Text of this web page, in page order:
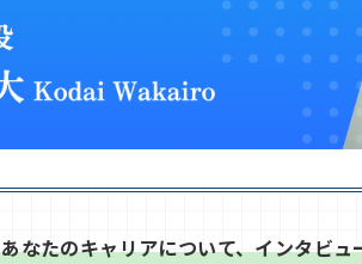
あなたのキャリアについて、インタビ